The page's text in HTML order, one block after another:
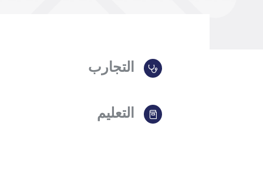
التجارب
التعليم